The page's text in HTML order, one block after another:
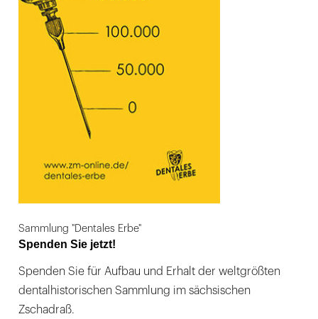
Sammlung "Dentales Erbe"
Spenden Sie jetzt!
Spenden Sie für Aufbau und Erhalt der weltgrößten
dentalhistorischen Sammlung im sächsischen
Zschadraß.